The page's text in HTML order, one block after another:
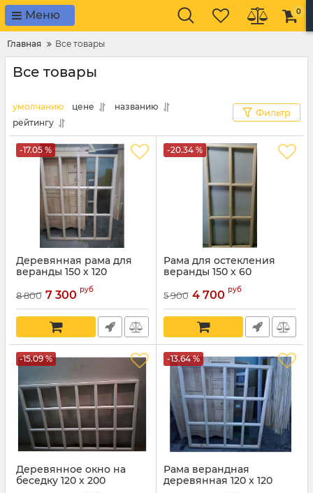
Меню 0
Главная Все товары
Все товары
умолчанию цене
названию
рейтингу
Фильтр
-17.05 %
Деревянная рама для
веранды 150 х 120
8 800 7 300 руб
-20.34 %
Рама для остекления
веранды 150 х 60
5 900 4 700 руб
-15.09 %
Деревянное окно на
беседку 120 х 200
-13.64 %
Рама верандная
деревянная 120 х 120